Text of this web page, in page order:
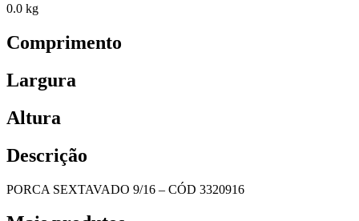
0.0 kg
Comprimento
Largura
Altura
Descrição
PORCA SEXTAVADO 9/16 – CÓD 3320916